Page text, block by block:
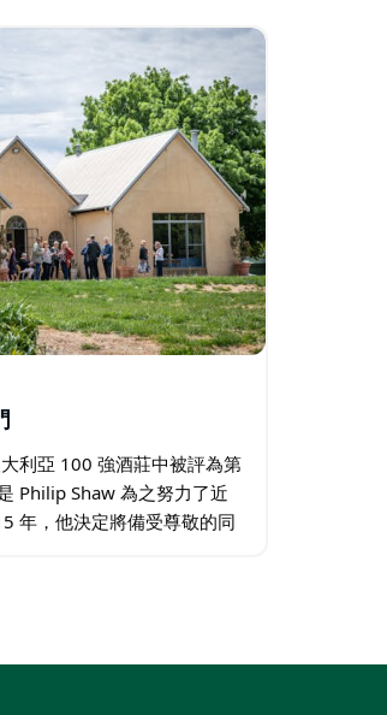
利亞 100 強酒莊中被評為第
Philip Shaw 為之努力了近
年，他決定將備受尊敬的同